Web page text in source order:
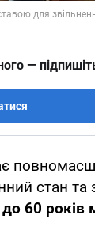
—
стан та
до 60